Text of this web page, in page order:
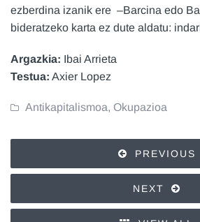
ezberdina izanik ere –Barcina edo
bideratzeko karta ez dute aldatu:
Argazkia: Ibai Arrieta
Testua: Axier Lopez
Antikapitalismoa, Okupazioa
PREVIOUS
NEXT